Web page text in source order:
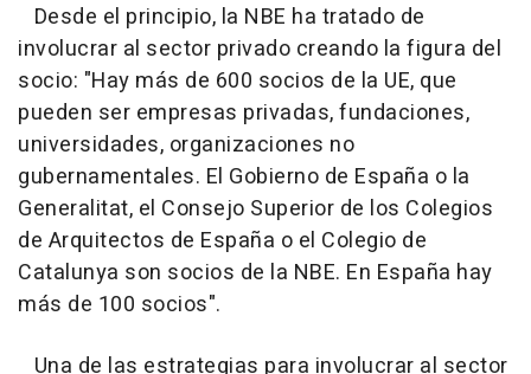
Desde el principio, la NBE ha tratado de
involucrar al sector privado creando la figura del
socio: "Hay más de 600 socios de la UE, que
pueden ser empresas privadas, fundaciones,
universidades, organizaciones no
gubernamentales. El Gobierno de España o la
Generalitat, el Consejo Superior de los Colegios
de Arquitectos de España o el Colegio de
Catalunya son socios de la NBE. En España hay
más de 100 socios".
Una de las estrategias para involucrar al sector